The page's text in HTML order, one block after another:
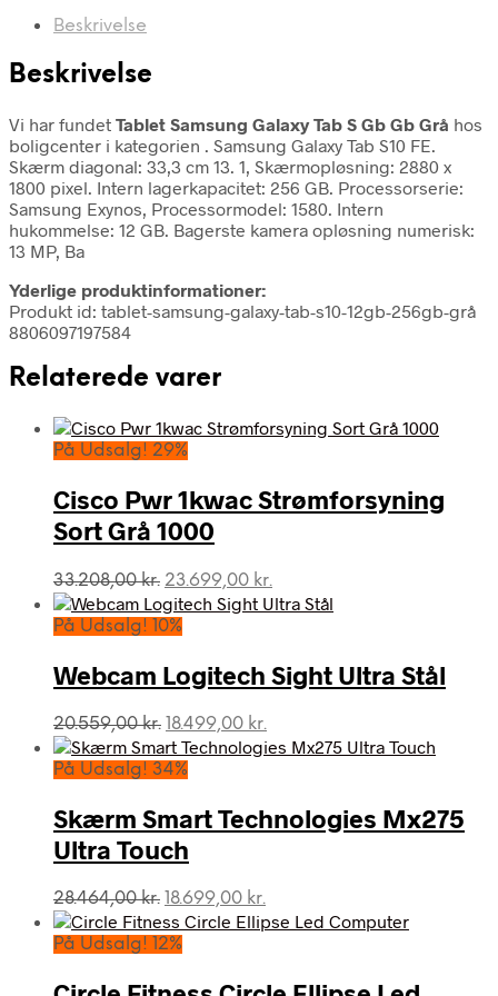
Beskrivelse
Beskrivelse
Vi har fundet Tablet Samsung Galaxy Tab S Gb Gb Grå hos
boligcenter i kategorien . Samsung Galaxy Tab S10 FE.
Skærm diagonal: 33,3 cm 13. 1, Skærmopløsning: 2880 x
1800 pixel. Intern lagerkapacitet: 256 GB. Processorserie:
Samsung Exynos, Processormodel: 1580. Intern
hukommelse: 12 GB. Bagerste kamera opløsning numerisk:
13 MP, Ba
Yderlige produktinformationer:
Produkt id: tablet-samsung-galaxy-tab-s10-12gb-256gb-grå
8806097197584
Relaterede varer
På Udsalg! 29%
Cisco Pwr 1kwac Strømforsyning
Sort Grå 1000
33.208,00kr. Den
oprindelige
pris
33.208,00 kr..
23.699,00 kr.
aktuelle
23.699,00 kr..
På Udsalg! 10%
Webcam Logitech Sight Ultra Stål
20.559,00kr. Den
oprindelige
pris
20.559,00 kr..
18.499,00 kr.
aktuelle
18.499,00 kr..
På Udsalg! 34%
Skærm Smart Technologies Mx275
Ultra Touch
28.464,00kr. Den
oprindelige
pris
28.464,00 kr..
18.699,00 kr.
aktuelle
18.699,00 kr..
På Udsalg! 12%